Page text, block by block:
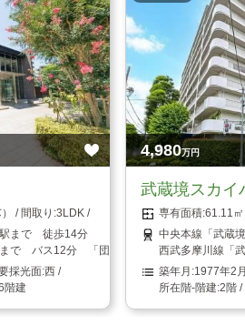
3LDK
駅まで 徒歩14分
まで バス12分 「団地上水端」停まで 徒歩1
西
階建
4,980万円
武蔵境スカイ
61.11
中央本線「武蔵
西武多摩川線「
1977年2
2階 /